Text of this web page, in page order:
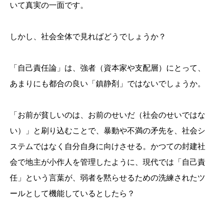
いて真実の一面です。
しかし、社会全体で見ればどうでしょうか？
「自己責任論」は、強者（資本家や支配層）にとって、
あまりにも都合の良い「鎮静剤」ではないでしょうか。
「お前が貧しいのは、お前のせいだ（社会のせいではな
い）」と刷り込むことで、暴動や不満の矛先を、社会シ
ステムではなく自分自身に向けさせる。かつての封建社
会で地主が小作人を管理したように、現代では「自己責
任」という言葉が、弱者を黙らせるための洗練されたツ
ールとして機能しているとしたら？